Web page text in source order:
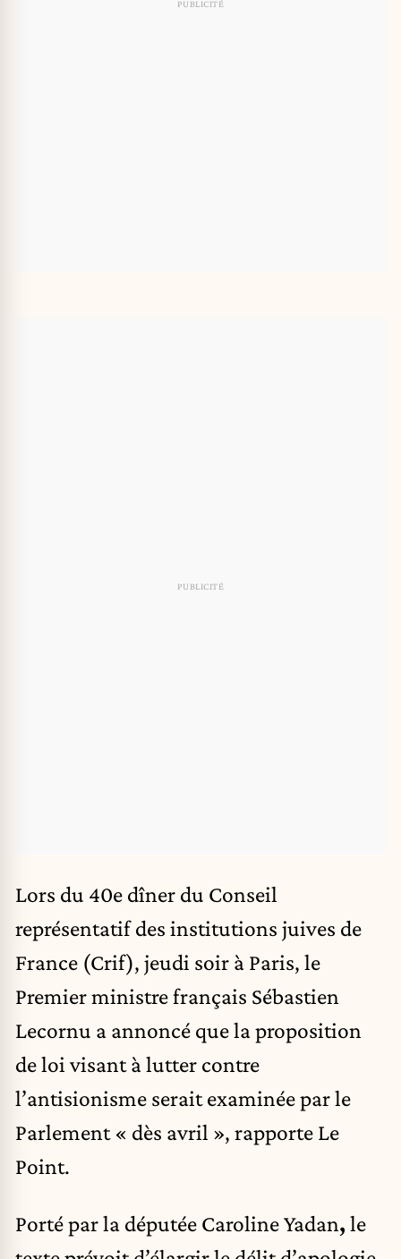
Lors du 40e dîner du Conseil
représentatif des institutions juives de
France (Crif), jeudi soir à Paris, le
Premier ministre français Sébastien
Lecornu a annoncé que la proposition
de loi visant à lutter contre
l’antisionisme serait examinée par le
Parlement « dès avril », rapporte Le
Point.
Porté par la députée Caroline Yadan, le